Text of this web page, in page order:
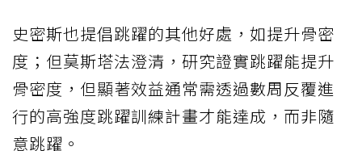
史密斯也提倡跳躍的其他好處，如提升骨密
度；但莫斯塔法澄清，研究證實跳躍能提升
骨密度，但顯著效益通常需透過數周反覆進
行的高強度跳躍訓練計畫才能達成，而非隨
意跳躍。